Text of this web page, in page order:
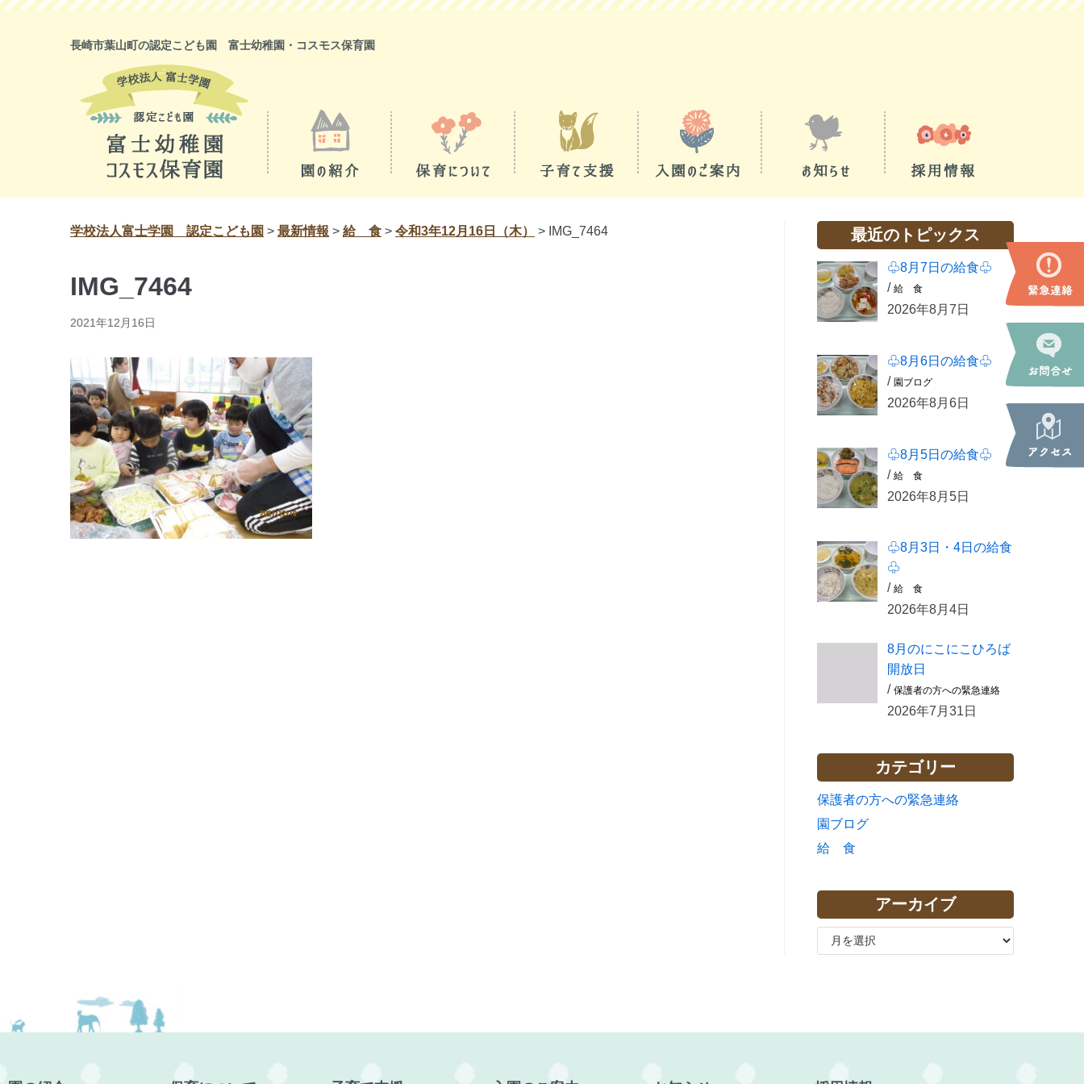
プ
長崎市葉山町の認定こども園 富士幼稚園・コスモス保育園
学校法人富士学園 認定こども園 > 最新情報 > 給 食 > 令和3年12月16日（木） > IMG_7464
IMG_7464
2021年12月16日
最近のトピックス
♧8月7日の給食♧
/ 給 食
2026年8月7日
♧8月6日の給食♧
/ 園ブログ
2026年8月6日
♧8月5日の給食♧
/ 給 食
2026年8月5日
♧8月3日・4日の給食
♧
/ 給 食
2026年8月4日
8月のにこにこひろば
開放日
/ 保護者の方への緊急連絡
2026年7月31日
カテゴリー
保護者の方への緊急連絡
園ブログ
給 食
アーカイブ